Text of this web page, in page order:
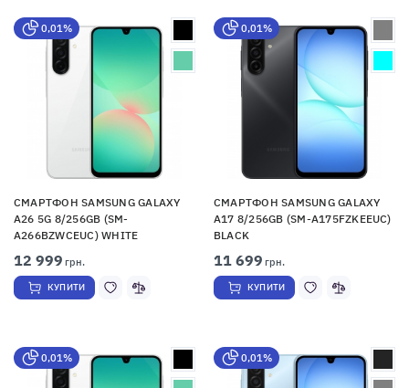
0,01%
СМАРТФОН SAMSUNG GALAXY
A26 5G 8/256GB (SM-
A266BZWCEUC) WHITE
12 999 грн.
КУПИТИ
0,01%
СМАРТФОН SAMSUNG GALAXY
A17 8/256GB (SM-A175FZKEEUC)
BLACK
11 699 грн.
КУПИТИ
0,01% 0,01%